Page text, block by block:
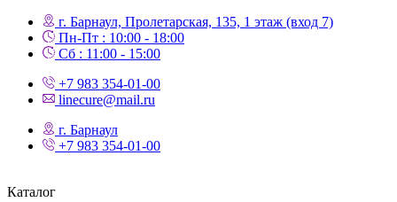
г. Барнаул, Пролетарская, 135,​ 1 этаж (вход 7)
Пн-Пт : 10:00 - 18:00
Сб : 11:00 - 15:00
+7 983 354-01-00
linecure@mail.ru
г. Барнаул
+7 983 354-01-00
Каталог